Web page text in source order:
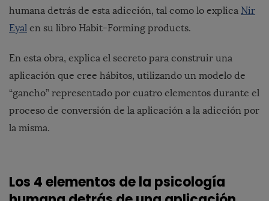
humana detrás de esta adicción, tal como lo explica Nir
Eyal en su libro Habit-Forming products.
En esta obra, explica el secreto para construir una
aplicación que cree hábitos, utilizando un modelo de
“gancho” representado por cuatro elementos durante el
proceso de conversión de la aplicación a la adicción por
la misma.
Los 4 elementos de la psicología